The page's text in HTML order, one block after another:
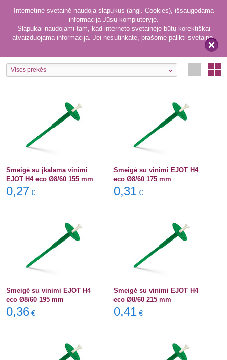
x
Internetinė svetainė naudoja slapukus (angl. Cookies), išsaugodama
informaciją Jūsų kompiuteryje.
Slapukai naudojami tam, kad interneto svetainėje būtų korektiškai
atvaizduojama informacija. Jei nesutinkate, prašome palikti svetainę.
Fasado tvirtinimo elementai 48
Visos prekės
Smeigė su įkalama vinimi
EJOT H4 eco Ø8/60 155 mm
0,27 €
Smeigė su vinimi EJOT H4
eco Ø8/60 175 mm
0,31 €
Smeigė su vinimi EJOT H4
eco Ø8/60 195 mm
0,36 €
Smeigė su vinimi EJOT H4
eco Ø8/60 215 mm
0,41 €